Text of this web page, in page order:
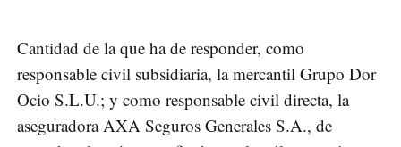
Cantidad de la que ha de responder, como
responsable civil subsidiaria, la mercantil Grupo Dor
Ocio S.L.U.; y como responsable civil directa, la
aseguradora AXA Seguros Generales S.A., de